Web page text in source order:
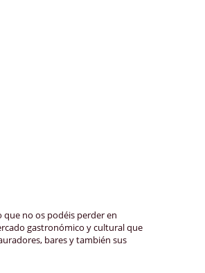
que no os podéis perder en
gastronómico y cultural que
bares y también sus